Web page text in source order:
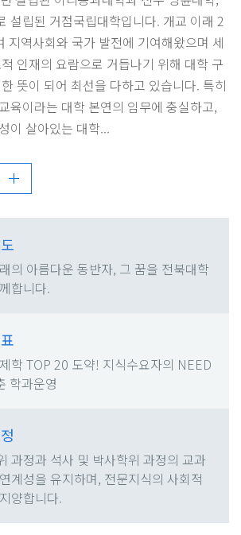
설립된 거점국립대학입니다. 개교 이래 2
지역사회와 국가 발전에 기여해왔으며 세
인재의 요람으로 거듭나기 위해 대학 구
뜻이 되어 최선을 다하고 있습니다. 특히
육이라는 대학 본연의 임무에 충실하고,
이 살아있는 대학...
의 아름다운 동반자, 그 꿈을 전북대학
합니다.
학 TOP 20 도약! 지식수요자의 NEED
학과운영
과정과 석사 및 박사학위 과정의 교과
계성을 유지하며, 전문지식의 사회적
양합니다.